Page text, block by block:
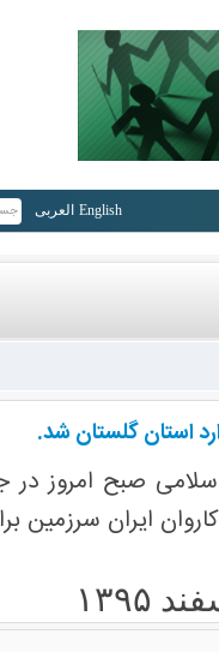
English العربی
صبح امروز در